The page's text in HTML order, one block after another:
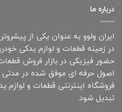
درباره ما
ایران ولوو به عنوان یکی از
در زمینه قطعات و لوازم یدکی
حضور فیزیکی در بازار فروش
اصول حرفه ای موفق شده در مدتی
فروشگاه اینترنتی قطعات و
تبدیل شود.